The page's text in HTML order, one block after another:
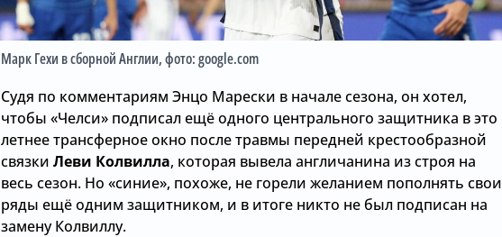
Марк Гехи в сборной Англии, фото: google.com
Судя по комментариям Энцо Марески в начале сезона, он хотел,
чтобы «Челси» подписал ещё одного центрального защитника в это
летнее трансферное окно после травмы передней крестообразной
связки Леви Колвилла, которая вывела англичанина из строя на
весь сезон. Но «синие», похоже, не горели желанием пополнять свои
ряды ещё одним защитником, и в итоге никто не был подписан на
замену Колвиллу.